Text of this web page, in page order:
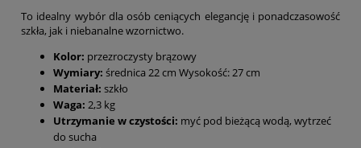
To idealny wybór dla osób ceniących elegancję i ponadczasowość
szkła, jak i niebanalne wzornictwo.
Kolor: przezroczysty brązowy
Wymiary: średnica 22 cm Wysokość: 27 cm
Materiał: szkło
Waga: 2,3 kg
Utrzymanie w czystości: myć pod bieżącą wodą, wytrzeć
do sucha